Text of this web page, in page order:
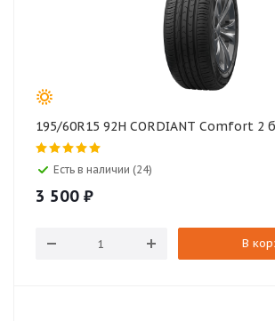
195/60R15 92H CORDIANT Comfort 2
Есть в наличии (24)
3 500 ₽
В